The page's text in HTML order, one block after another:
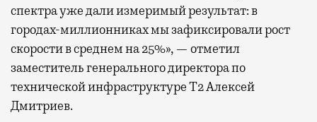
спектра уже дали измеримый результат: в
городах-миллионниках мы зафиксировали рост
скорости в среднем на 25%», — отметил
заместитель генерального директора по
технической инфраструктуре Т2 Алексей
Дмитриев.